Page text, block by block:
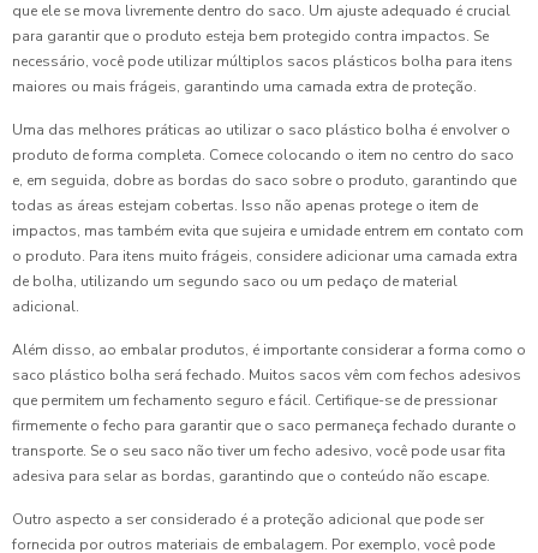
que ele se mova livremente dentro do saco. Um ajuste adequado é crucial
para garantir que o produto esteja bem protegido contra impactos. Se
necessário, você pode utilizar múltiplos sacos plásticos bolha para itens
maiores ou mais frágeis, garantindo uma camada extra de proteção.
Uma das melhores práticas ao utilizar o saco plástico bolha é envolver o
produto de forma completa. Comece colocando o item no centro do saco
e, em seguida, dobre as bordas do saco sobre o produto, garantindo que
todas as áreas estejam cobertas. Isso não apenas protege o item de
impactos, mas também evita que sujeira e umidade entrem em contato com
o produto. Para itens muito frágeis, considere adicionar uma camada extra
de bolha, utilizando um segundo saco ou um pedaço de material
adicional.
Além disso, ao embalar produtos, é importante considerar a forma como o
saco plástico bolha será fechado. Muitos sacos vêm com fechos adesivos
que permitem um fechamento seguro e fácil. Certifique-se de pressionar
firmemente o fecho para garantir que o saco permaneça fechado durante o
transporte. Se o seu saco não tiver um fecho adesivo, você pode usar fita
adesiva para selar as bordas, garantindo que o conteúdo não escape.
Outro aspecto a ser considerado é a proteção adicional que pode ser
fornecida por outros materiais de embalagem. Por exemplo, você pode